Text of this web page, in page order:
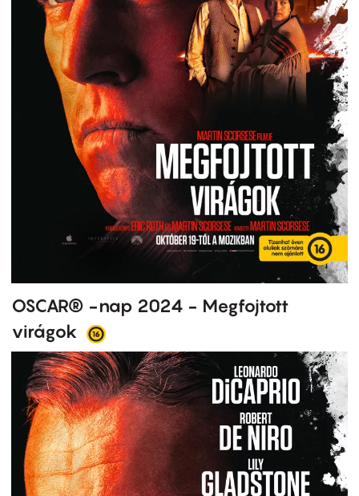
OSCAR® -nap 2024 - Megfojtott
virágok